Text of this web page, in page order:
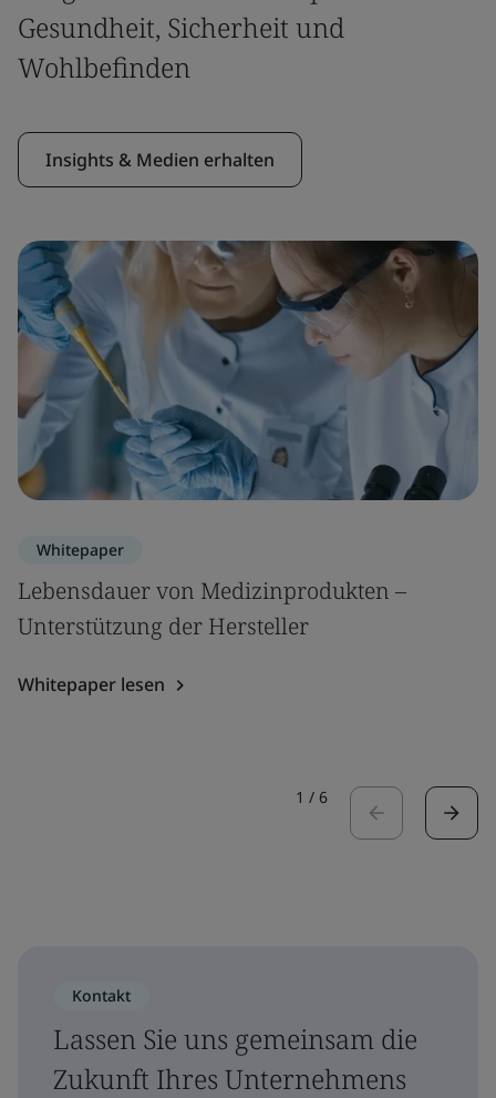
Gesundheit, Sicherheit und
Wohlbefinden
Insights & Medien erhalten
Whitepaper
Lebensdauer von Medizinprodukten –
Unterstützung der Hersteller
Whitepaper lesen
1 / 6
Kontakt
Lassen Sie uns gemeinsam die
Zukunft Ihres Unternehmens